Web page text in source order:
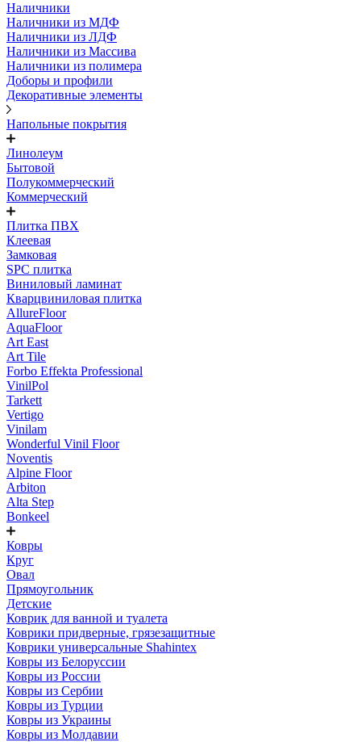
Наличники
Наличники из МДФ
Наличники из ЛДФ
Наличники из Массива
Наличники из полимера
Доборы и профили
Декоративные элементы
Напольные покрытия
Линолеум
Бытовой
Полукоммерческий
Коммерческий
Плитка ПВХ
Клеевая
Замковая
SPC плитка
Виниловый ламинат
Кварцвиниловая плитка
AllureFloor
AquaFloor
Art East
Art Tile
Forbo Effekta Professional
VinilPol
Tarkett
Vertigo
Vinilam
Wonderful Vinil Floor
Noventis
Alpine Floor
Arbiton
Alta Step
Bonkeel
Ковры
Круг
Овал
Прямоугольник
Детские
Коврик для ванной и туалета
Коврики придверные, грязезащитные
Коврики универсальные Shahintex
Ковры из Белоруссии
Ковры из России
Ковры из Сербии
Ковры из Турции
Ковры из Украины
Ковры из Молдавии